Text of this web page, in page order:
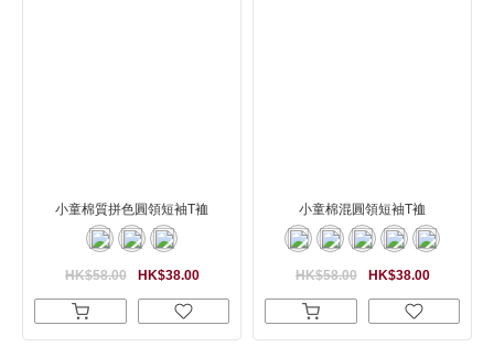
小童棉質拼色圓領短袖T裇
HK$38.00
HK$58.00
小童棉混圓領短袖T裇
HK$38.00
HK$58.00